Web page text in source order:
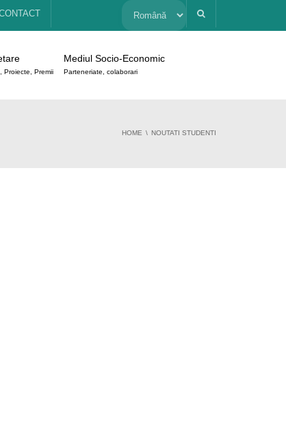
Alege
limbă
Proiecte, Premii
Mediul Socio-Economic
Parteneriate, colaborari
HOME NOUTATI STUDENTI